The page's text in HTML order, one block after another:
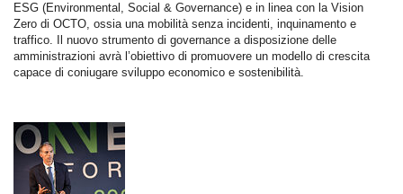
ESG (Environmental, Social & Governance) e in linea con la Vision
Zero di OCTO, ossia una mobilità senza incidenti, inquinamento e
traffico. Il nuovo strumento di governance a disposizione delle
amministrazioni avrà l’obiettivo di promuovere un modello di crescita
capace di coniugare sviluppo economico e sostenibilità.